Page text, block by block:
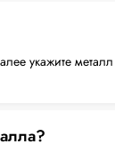
укажите